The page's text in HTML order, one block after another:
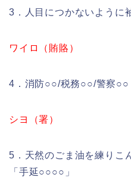
3．人目につかないように
ワイロ（賄賂）
4．消防○○/税務○○/警察○○
シヨ（署）
5．天然のごま油を練りこ
「手延○○○○」